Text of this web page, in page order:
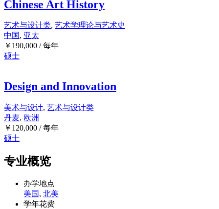
Chinese Art History
艺术与设计类, 艺术学理论与艺术史
中国, 亚太
￥ 190,000 / 每年
硕士
Design and Innovation
美术与设计, 艺术与设计类
丹麦, 欧洲
￥ 120,000 / 每年
硕士
专业概览
办学地点
美国, 北美
学年花费